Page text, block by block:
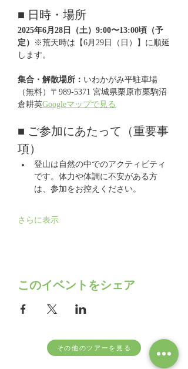
■ 日時・場所
2025年6月28日（土）9:00〜13:00頃（予
定）
※荒天時は【6月29日（日）】に順延
します。
集合・解散場所： いわかがみ平駐車場
（無料）〒989-5371 宮城県栗原市栗駒沼
倉耕英Googleマップで見る
■ ご参加にあたって（重要事
項）
登山は自然の中でのアクティビティ
です。体力や体調に不安がある方
は、参加をお控えください。
さらに表示
このイベントをシェア
その他のツアーを見る